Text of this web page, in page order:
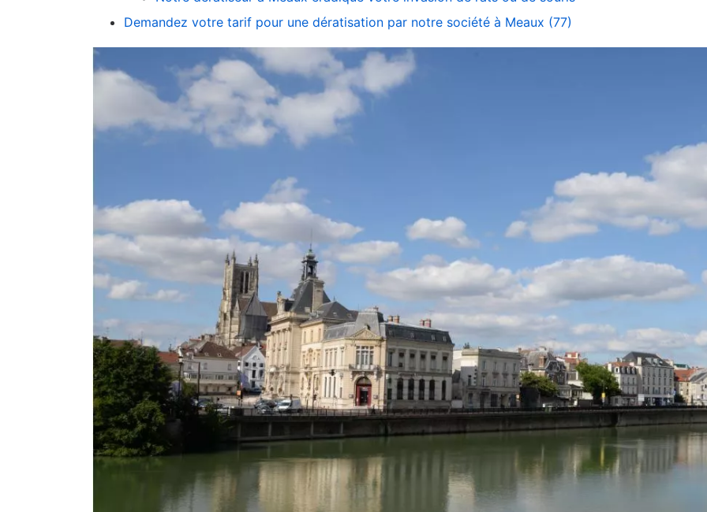
Demandez votre tarif pour une dératisation par notre société à Meaux (77)